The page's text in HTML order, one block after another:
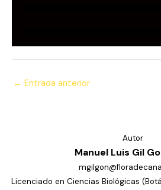
← Entrada anterior
Autor
Manuel Luis Gil
Licenciado en Ciencias Biológicas